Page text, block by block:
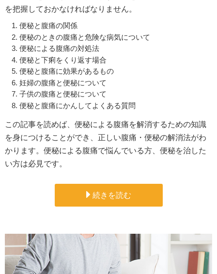
を把握しておかなければなりません。
便秘と腹痛の関係
便秘のときの腹痛と危険な病気について
便秘による腹痛の対処法
便秘と下痢をくり返す場合
便秘と腹痛に効果があるもの
妊婦の腹痛と便秘について
子供の腹痛と便秘について
便秘と腹痛にかんしてよくある質問
この記事を読めば、便秘による腹痛を解消するための知識
を身につけることができ、正しい腹痛・便秘の解消法がわ
かります。便秘による腹痛で悩んでいる方、便秘を治した
い方は必見です。
続きを読む